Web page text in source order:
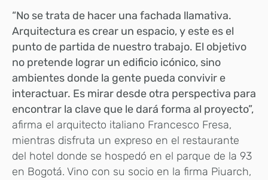
“No se trata de hacer una fachada llamativa.
Arquitectura es crear un espacio, y este es el
punto de partida de nuestro trabajo. El objetivo
no pretende lograr un edificio icónico, sino
ambientes donde la gente pueda convivir e
interactuar. Es mirar desde otra perspectiva para
encontrar la clave que le dará forma al proyecto”,
afirma el arquitecto italiano Francesco Fresa,
mientras disfruta un expreso en el restaurante
del hotel donde se hospedó en el parque de la 93
en Bogotá. Vino con su socio en la firma Piuarch,